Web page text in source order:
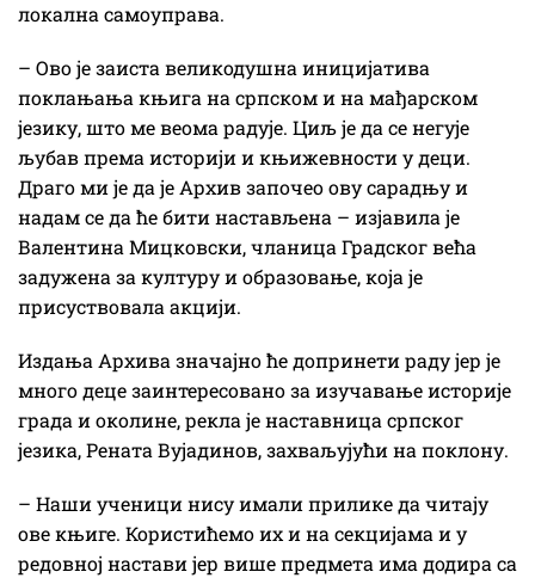
локална самоуправа.
– Ово је заиста великодушна иницијатива
поклањања књига на српском и на мађарском
језику, што ме веома радује. Циљ је да се негује
љубав према историји и књижевности у деци.
Драго ми је да је Архив започео ову сарадњу и
надам се да ће бити настављена – изјавила је
Валентина Мицковски, чланица Градског већа
задужена за културу и образовање, која је
присуствовала акцији.
Издања Архива значајно ће допринети раду јер је
много деце заинтересовано за изучавање историје
града и околине, рекла је наставница српског
језика, Рената Вујадинов, захваљујући на поклону.
– Наши ученици нису имали прилике да читају
ове књиге. Користићемо их и на секцијама и у
редовној настави јер више предмета има додира са